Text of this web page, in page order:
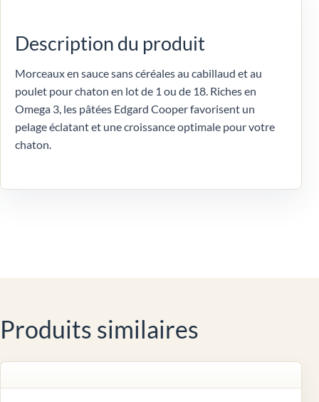
Description du produit
Morceaux en sauce sans céréales au cabillaud et au
poulet pour chaton en lot de 1 ou de 18. Riches en
Omega 3, les pâtées Edgard Cooper favorisent un
pelage éclatant et une croissance optimale pour votre
chaton.
Produits similaires